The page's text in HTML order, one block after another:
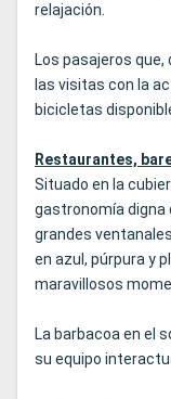
relajación.
Los pasajeros
las visitas con la
bicicletas
Restaurantes,
Situado en la
gastronomía digna
grandes
en azul, púrpura y
maravillosos
La barbacoa en el
su equipo